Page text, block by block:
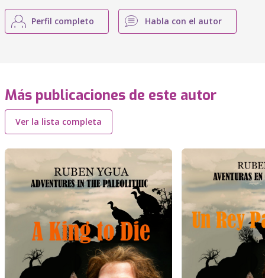
Perfil completo Habla con el autor
Más publicaciones de este autor
Ver la lista completa